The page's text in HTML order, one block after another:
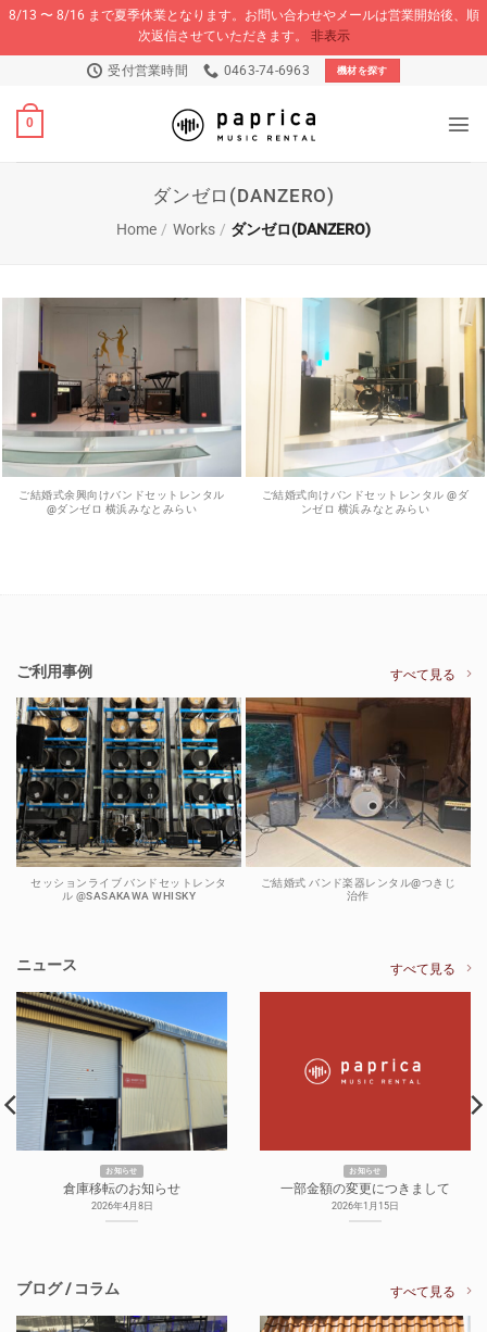
8/13 〜 8/16 まで夏季休業となります。お問い合わせやメールは営業開始後、順
次返信させていただきます。 非表示
content
受付営業時間 0463-74-6963 機材を探す
0
ダンゼロ(DANZERO)
Home / Works / ダンゼロ(DANZERO)
ご結婚式余興向けバンドセットレンタル
@ダンゼロ 横浜みなとみらい
ご結婚式向けバンドセットレンタル @ダ
ンゼロ 横浜みなとみらい
ご利用事例 すべて見る
セッションライブ バンドセットレンタ
ル @SASAKAWA WHISKY
ご結婚式 バンド楽器レンタル@つきじ
治作
ニュース すべて見る
お知らせ
倉庫移転のお知らせ
2026年4月8日
お知らせ
一部金額の変更につきまして
2026年1月15日
ブログ / コラム すべて見る